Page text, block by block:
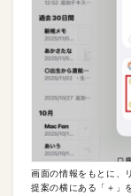
画面の情報をもとに、
提案の横にある「＋」